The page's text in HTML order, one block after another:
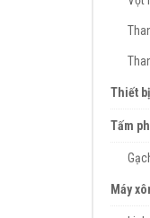
Thiết
Tấm
Máy